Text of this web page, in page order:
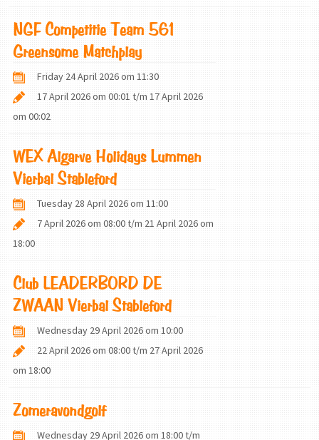
NGF Competitie Team 561
Greensome Matchplay
Friday 24 April 2026 om 11:30
17 April 2026 om 00:01 t/m 17 April 2026
om 00:02
WEX Algarve Holidays Lummen
Vierbal Stableford
Tuesday 28 April 2026 om 11:00
7 April 2026 om 08:00t/m 21 April 2026 om
18:00
Club LEADERBORD DE
ZWAAN Vierbal Stableford
Wednesday 29 April 2026 om 10:00
22 April 2026 om 08:00t/m 27 April 2026
om 18:00
Zomeravondgolf
Wednesday 29 April 2026 om 18:00t/m